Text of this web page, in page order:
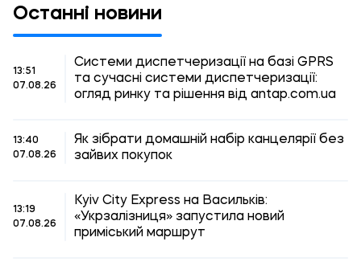
Останні новини
13:51
07.08.26
Системи диспетчеризації на базі GPRS
та сучасні системи диспетчеризації:
огляд ринку та рішення від antap.com.ua
13:40
07.08.26
Як зібрати домашній набір канцелярії без
зайвих покупок
13:19
07.08.26
Kyiv City Express на Васильків:
«Укрзалізниця» запустила новий
приміський маршрут